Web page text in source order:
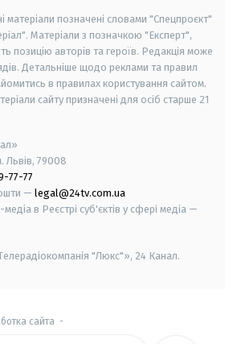
матеріали позначені словами "Спецпроєкт"
Матеріали з позначкою "Експерт",
позицію авторів та героїв. Редакція може
Детальніше щодо реклами та правил
в правилах користування сайтом.
сайту призначені для осіб старше 21
Львів, 79008
77-77
— legal@24tv.com.ua
в Реєстрі суб'єктів у сфері медіа —
"Люкс"», 24 Канал.
сайта -